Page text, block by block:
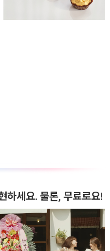
하세요. 물론, 무료로요!